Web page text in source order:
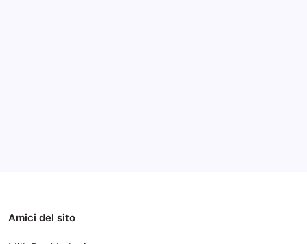
Amici del sito